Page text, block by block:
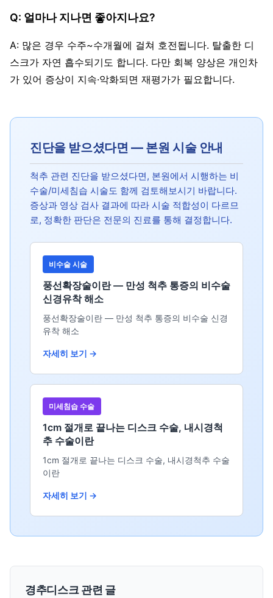
Q: 얼마나 지나면 좋아지나요?
A: 많은 경우 수주~수개월에 걸쳐 호전됩니다. 탈출한 디
스크가 자연 흡수되기도 합니다. 다만 회복 양상은 개인차
가 있어 증상이 지속·악화되면 재평가가 필요합니다.
진단을 받으셨다면 — 본원 시술 안내
척추 관련 진단을 받으셨다면, 본원에서 시행하는 비
수술/미세침습 시술도 함께 검토해보시기 바랍니다.
증상과 영상 검사 결과에 따라 시술 적합성이 다르므
로, 정확한 판단은 전문의 진료를 통해 결정합니다.
비수술 시술
풍선확장술이란 — 만성 척추 통증의 비수술
신경유착 해소
풍선확장술이란 — 만성 척추 통증의 비수술 신경
유착 해소
자세히 보기 →
미세침습 수술
1cm 절개로 끝나는 디스크 수술, 내시경척
추 수술이란
1cm 절개로 끝나는 디스크 수술, 내시경척추 수술
이란
자세히 보기 →
경추디스크 관련 글